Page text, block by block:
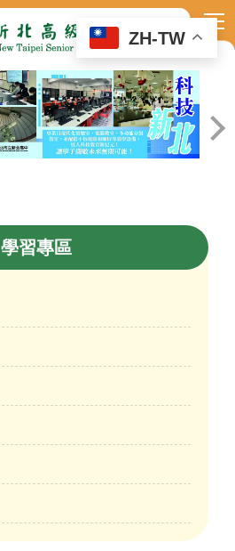
ZH-TW
學習專區